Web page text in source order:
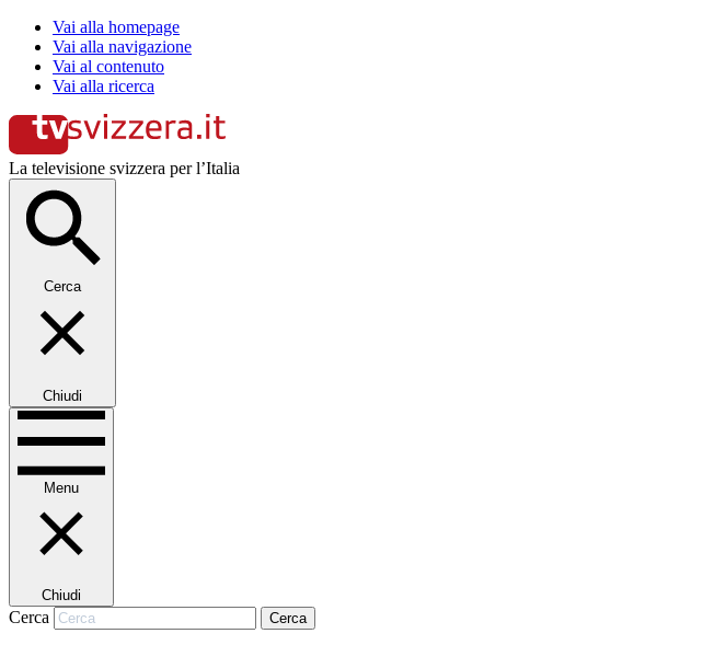
Vai alla homepage
Vai alla navigazione
Vai al contenuto
Vai alla ricerca
La televisione svizzera per l’Italia
Cerca
Chiudi
Menu
Chiudi
Cerca Cerca